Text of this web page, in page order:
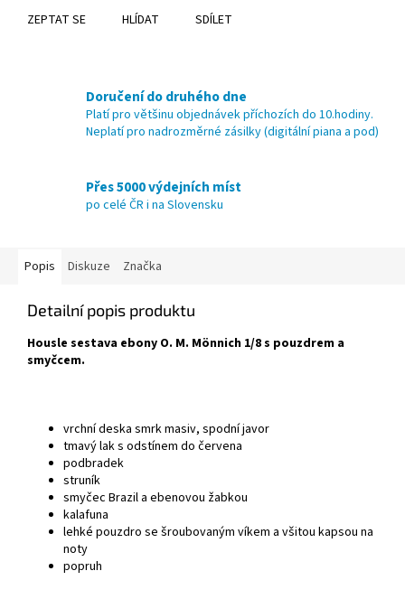
ZEPTAT SE HLÍDAT SDÍLET
Doručení do druhého dne
Platí pro většinu objednávek příchozích do 10.hodiny.
Neplatí pro nadrozměrné zásilky (digitální piana a pod)
Přes 5000 výdejních míst
po celé ČR i na Slovensku
Popis Diskuze Značka
Detailní popis produktu
Housle sestava ebony O. M. Mönnich 1/8s pouzdrem a
smyčcem.
vrchní deska smrk masiv, spodní javor
tmavý lak s odstínem do červena
podbradek
struník
smyčec Brazil a ebenovou žabkou
kalafuna
lehké pouzdro se šroubovaným víkem a všitou kapsou na
noty
popruh